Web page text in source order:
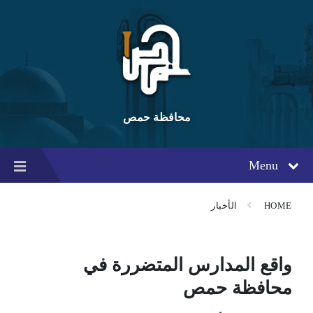
content
main
navigation
footer
محافظة حمص
Menu
HOME الأخبار
واقع المدارس المتضررة في
محافظة حمص